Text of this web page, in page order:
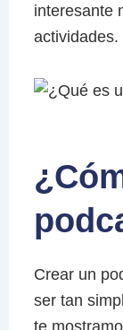
interesante
actividades.
Crear un
ser tan